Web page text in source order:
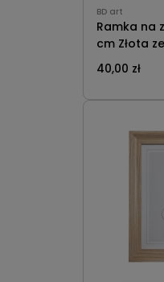
BD art
Ramka na
cm Złota
Art
40,00 zł